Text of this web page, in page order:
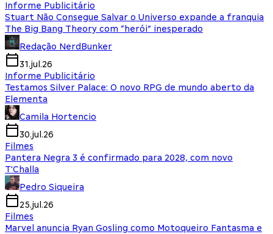
Informe Publicitário
Stuart Não Consegue Salvar o Universo expande a franquia
The Big Bang Theory com “herói” inesperado
Redação NerdBunker
31.jul.26
Informe Publicitário
Testamos Silver Palace: O novo RPG de mundo aberto da
Elementa
Camila Hortencio
30.jul.26
Filmes
Pantera Negra 3 é confirmado para 2028, com novo
T'Challa
Pedro Siqueira
25.jul.26
Filmes
Marvel anuncia Ryan Gosling como Motoqueiro Fantasma e